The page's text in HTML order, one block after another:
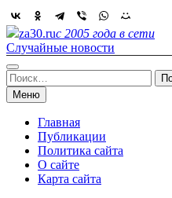
Skip
to
content
za30.ruс 2005 года в сети
Случайные новости
Найти:
Меню
Главная
Публикации
Политика сайта
О сайте
Карта сайта